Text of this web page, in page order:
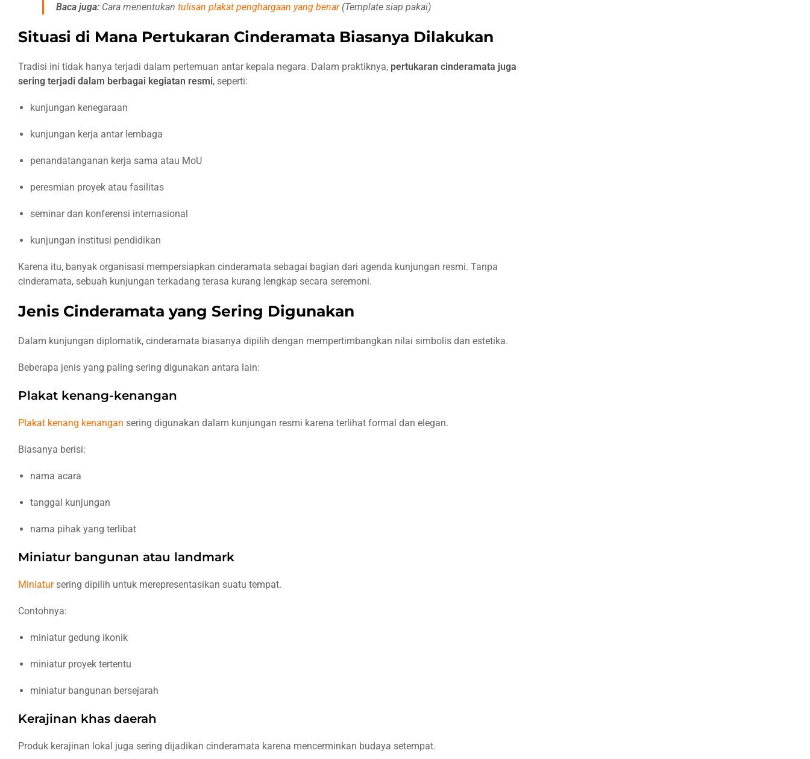
Makna di
Sebuah
Diplomatik
Mengapa
Memilih
Cinderamata
yang Tepat
Itu Penting
Perlu
Baca juga: Cara menentukan tulisan plakat penghargaan yang benar(Template siap pakai)
Situasi di Mana Pertukaran Cinderamata Biasanya Dilakukan
Tradisi ini tidak hanya terjadi dalam pertemuan antar kepala negara. Dalam praktiknya, pertukaran cinderamata juga
sering terjadi dalam berbagai kegiatan resmi, seperti:
kunjungan kenegaraan
kunjungan kerja antar lembaga
penandatanganan kerja sama atau MoU
peresmian proyek atau fasilitas
seminar dan konferensi internasional
kunjungan institusi pendidikan
Karena itu, banyak organisasi mempersiapkan cinderamata sebagai bagian dari agenda kunjungan resmi. Tanpa
cinderamata, sebuah kunjungan terkadang terasa kurang lengkap secara seremoni.
Jenis Cinderamata yang Sering Digunakan
Dalam kunjungan diplomatik, cinderamata biasanya dipilih dengan mempertimbangkan nilai simbolis dan estetika.
Beberapa jenis yang paling sering digunakan antara lain:
Plakat kenang-kenangan
Plakat kenang kenangan sering digunakan dalam kunjungan resmi karena terlihat formal dan elegan.
Biasanya berisi:
nama acara
tanggal kunjungan
nama pihak yang terlibat
Miniatur bangunan atau landmark
Miniatursering dipilih untuk merepresentasikan suatu tempat.
Contohnya:
miniatur gedung ikonik
miniatur proyek tertentu
miniatur bangunan bersejarah
Kerajinan khas daerah
Produk kerajinan lokal juga sering dijadikan cinderamata karena mencerminkan budaya setempat.